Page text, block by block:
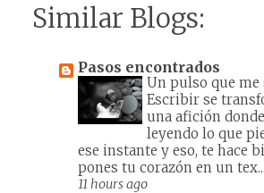
Similar Blogs:
Pasos encontrados
Un pulso que me
Escribir se
una afición
leyendo lo que
ese instante y eso, te hace
pones tu corazón en un tex...
11 hours ago